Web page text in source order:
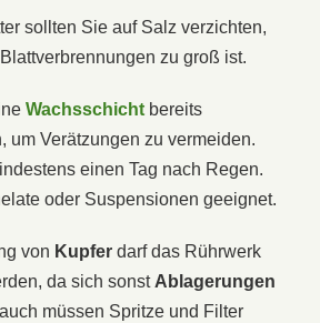
sollten Sie auf Salz verzichten,
zu groß ist.
Wachsschicht bereits
um Verätzungen zu vermeiden.
einen Tag nach Regen.
oder Suspensionen geeignet.
von Kupfer darf das Rührwerk
da sich sonst Ablagerungen
müssen Spritze und Filter